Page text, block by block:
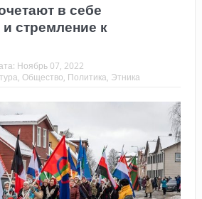
в себе
стремление к
Ноябрь 07, 2022
, Общество, Политика, Этника